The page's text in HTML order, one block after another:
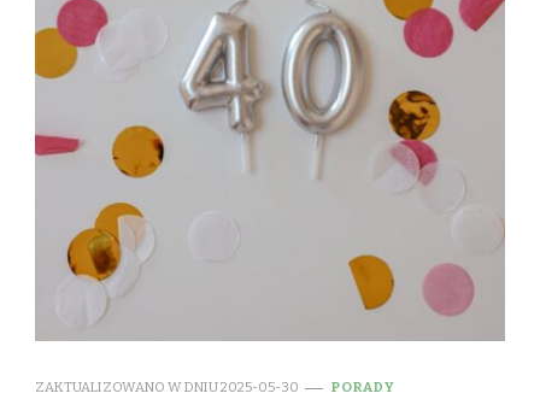
ZAKTUALIZOWANO W DNIU2025-05-30 PORADY